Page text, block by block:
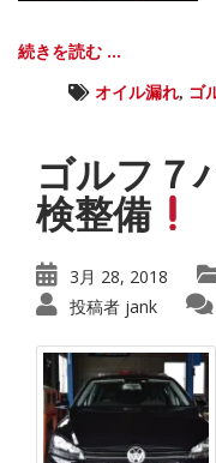
続きを読む ...
オイル漏れ, ゴ
ゴルフ
検整備
3月 28, 2018
投稿者 jank